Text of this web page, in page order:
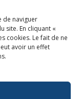
de naviguer
site. En cliquant «
cookies. Le fait de ne
avoir un effet